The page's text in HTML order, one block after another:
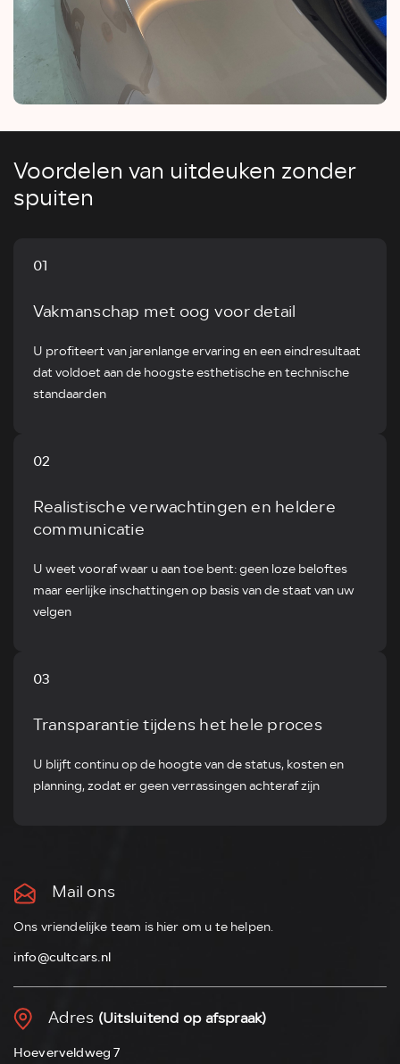
Voordelen van uitdeuken zonder
spuiten
01
Vakmanschap met oog voor detail
U profiteert van jarenlange ervaring en een eindresultaat
dat voldoet aan de hoogste esthetische en technische
standaarden
02
Realistische verwachtingen en heldere
communicatie
U weet vooraf waar u aan toe bent: geen loze beloftes
maar eerlijke inschattingen op basis van de staat van uw
velgen
03
Transparantie tijdens het hele proces
U blijft continu op de hoogte van de status, kosten en
planning, zodat er geen verrassingen achteraf zijn
Mail ons
Ons vriendelijke team is hier om u te helpen.
info@cultcars.nl
Adres (Uitsluitend op afspraak)
Hoeverveldweg 7